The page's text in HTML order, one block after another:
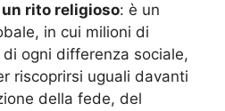
rito religioso: è un
in cui milioni di
ogni differenza sociale,
riscoprirsi uguali davanti
della fede, del